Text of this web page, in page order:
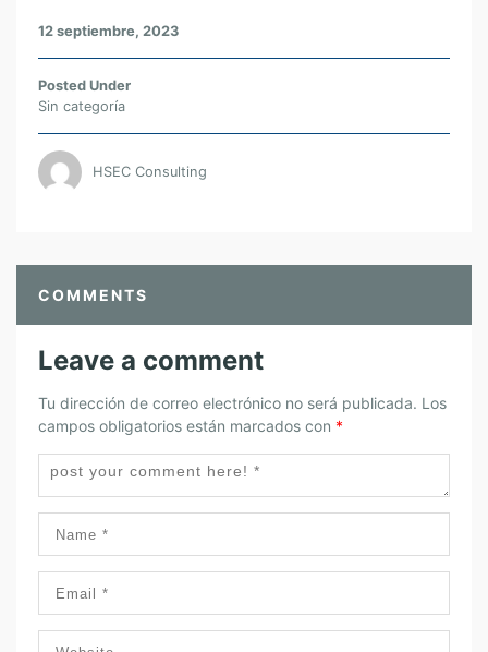
E
M
P
R
E
S
A
U
S
N
A
B
L
E
S
N
M
É
12 septiembre, 2023
Posted Under
Sin categoría
HSEC Consulting
COMMENTS
Leave a comment
Tu dirección de correo electrónico no será publicada. Los
campos obligatorios están marcados con *